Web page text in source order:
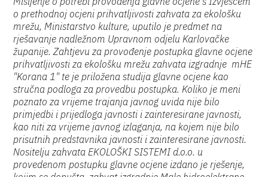
o prethodnoj ocjeni prihvatljivosti zahvata za ekološku
mrežu, Ministarstvo kulture, uputilo je predmet na
rješavanje nadležnom Upravnom odjelu Karlovačke
županije. Zahtjevu za provođenje postupka glavne ocjene
prihvatljivosti za ekološku mrežu zahvata izgradnje mHE
"Korana 1" te je priložena studija glavne ocjene kao
stručna podloga za provedbu postupka. Koliko je meni
poznato za vrijeme trajanja javnog uvida nije bilo
primjedbi i prijedloga javnosti i zainteresirane javnosti,
kao niti za vrijeme javnog izlaganja, na kojem nije bilo
prisutnih predstavnika javnosti i zainteresirane javnosti.
Nositelju zahvata EKOLOŠKI SISTEMI d.o.o. u
provedenom postupku glavne ocjene izdano je rješenje,